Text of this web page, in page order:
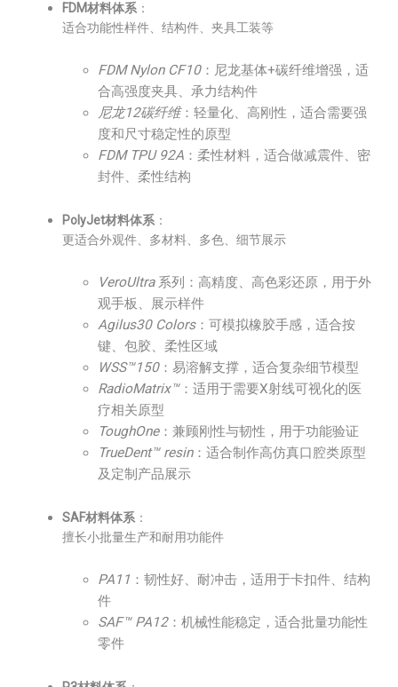
FDM材料体系 ：
适合功能性样件、结构件、夹具工装等
FDM Nylon CF10：尼龙基体+碳纤维增强，适
合高强度夹具、承力结构件
尼龙12碳纤维：轻量化、高刚性，适合需要强
度和尺寸稳定性的原型
FDM TPU 92A ：柔性材料，适合做减震件、密
封件、柔性结构
PolyJet材料体系 ：
更适合外观件、多材料、多色、细节展示
VeroUltra系列：高精度、高色彩还原，用于外
观手板、展示样件
Agilus30 Colors：可模拟橡胶手感，适合按
键、包胶、柔性区域
WSS™150：易溶解支撑，适合复杂细节模型
RadioMatrix™：适用于需要X射线可视化的医
疗相关原型
ToughOne：兼顾刚性与韧性，用于功能验证
TrueDent™ resin：适合制作高仿真口腔类原型
及定制产品展示
SAF材料体系 ：
擅长小批量生产和耐用功能件
PA11 ：韧性好、耐冲击，适用于卡扣件、结构
件
SAF™ PA12：机械性能稳定，适合批量功能性
零件